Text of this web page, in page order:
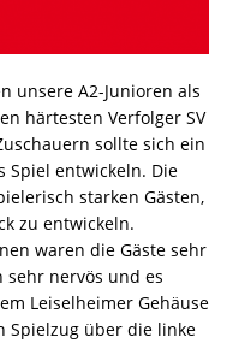
unsere A2-Junioren als
härtesten Verfolger SV
sollte sich ein
Spiel entwickeln. Die
starken Gästen,
zu entwickeln.
waren die Gäste sehr
sehr nervös und es
Leiselheimer Gehäuse
Spielzug über die linke